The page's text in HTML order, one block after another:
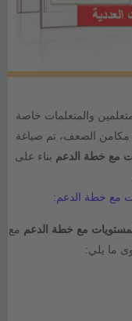
والمتعلمات خاصة
مكامن الضعف، تم صياغة
بناء على
مع
ما يلي: